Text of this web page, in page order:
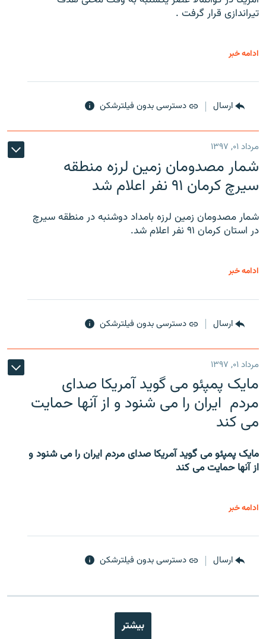
تیراندازی قرار گرفت .
ادامه خبر
ارسال دسترسی بدون فیلترشکن
مرداد ۰۱, ۱۳۹۷
شمار مصدومان زمین لرزه منطقه
سیرچ کرمان ۹۱ نفر اعلام شد
شمار مصدومان زمین لرزه بامداد دوشنبه در منطقه سیرچ
در استان کرمان ۹۱ نفر اعلام شد.
ادامه خبر
ارسال دسترسی بدون فیلترشکن
مرداد ۰۱, ۱۳۹۷
مایک پمپئو می گوید آمریکا صدای
مردم ایران را می شنود و از آنها حمایت
می کند
مایک پمپئو می گوید آمریکا صدای مردم ایران را می شنود و
از آنها حمایت می کند
ادامه خبر
ارسال دسترسی بدون فیلترشکن
بیشتر